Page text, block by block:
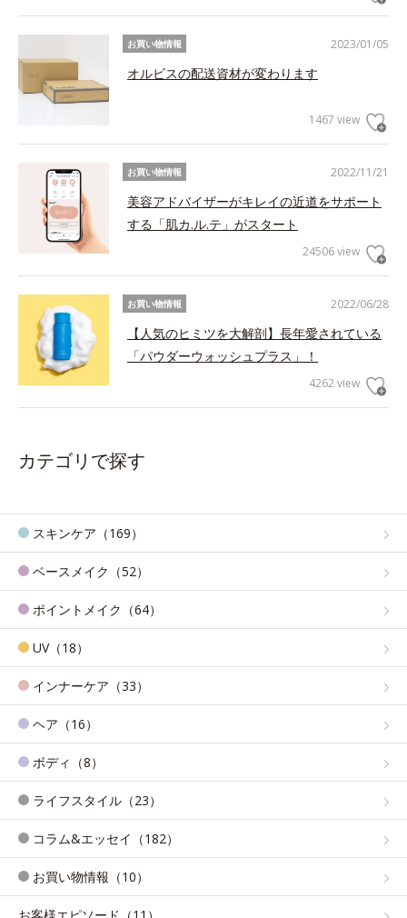
2023/01/05
お買い物情報
オルビスの配送資材が変わります
1467 view
2022/11/21
お買い物情報
美容アドバイザーがキレイの近道をサポート
する「肌カ.ル.テ」がスタート
24506 view
2022/06/28
お買い物情報
【人気のヒミツを大解剖】長年愛されている
「パウダーウォッシュプラス」！
4262 view
カテゴリで探す
スキンケア（169）
ベースメイク（52）
ポイントメイク（64）
UV（18）
インナーケア（33）
ヘア（16）
ボディ（8）
ライフスタイル（23）
コラム&エッセイ（182）
お買い物情報（10）